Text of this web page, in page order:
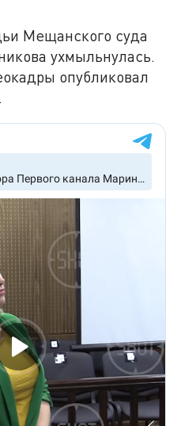
Мещанского суда
ухмыльнулась.
опубликовал